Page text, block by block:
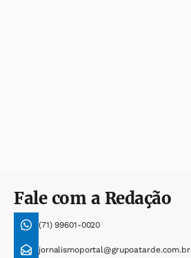
Fale com a Redação
(71) 99601-0020
jornalismoportal@grupoatarde.com.br